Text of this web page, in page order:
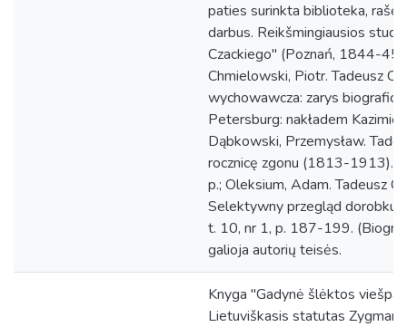
paties surinkta biblioteka, rašė
darbus. Reikšmingiausios
Czackiego" (Poznań, 1844-
Chmielowski, Piotr. Tadeusz
wychowawcza: zarys
Petersburg: nakładem
Dąbkowski, Przemysław.
rocznicę zgonu (1813-1913).
p.; Oleksium, Adam. Tadeusz
Selektywny przegląd dorobku.
t. 10, nr 1, p. 187-199.
galioja autorių teisės.
Knyga "Gadynė šlėktos
Lietuviškasis statutas